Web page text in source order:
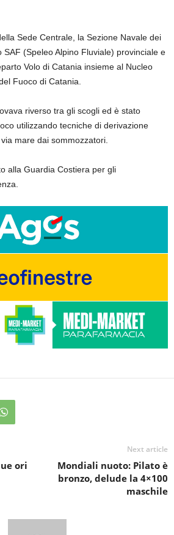
Sede Centrale, la Sezione Navale dei
SAF (Speleo Alpino Fluviale) provinciale e
Volo di Catania insieme al Nucleo
Fuoco di Catania.
riverso tra gli scogli ed è stato
utilizzando tecniche di derivazione
mare dai sommozzatori.
alla Guardia Costiera per gli
ori
Next article
Mondiali nuoto: Pilato è
bronzo, delude la 4×100
maschile